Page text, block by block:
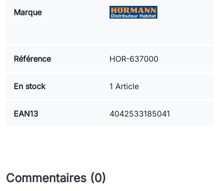
Marque
Référence HOR-637000
En stock 1 Article
EAN13 4042533185041
Commentaires (0)